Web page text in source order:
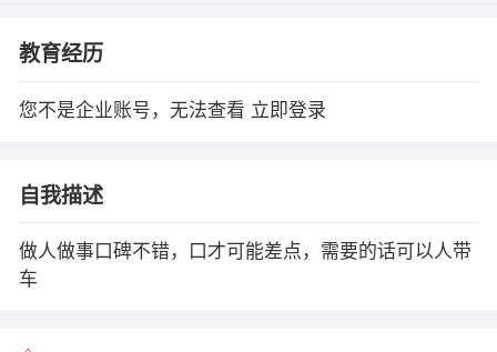
教育经历
您不是企业账号，无法查看 立即登录
自我描述
做人做事口碑不错，口才可能差点，需要的话可以人带
车